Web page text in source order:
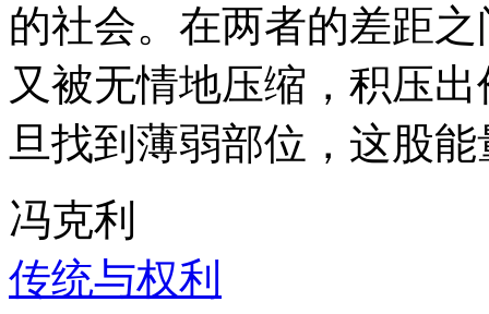
的社会。在两者的差距
又被无情地压缩，积压
旦找到薄弱部位，这股
冯克利
传统与权利